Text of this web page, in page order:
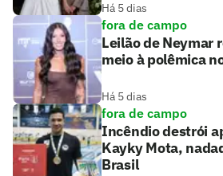
Há 5 dias
fora de campo
Leilão de Neymar
meio à polêmica
Há 5 dias
fora de campo
Incêndio destrói
Kayky Mota,
Brasil